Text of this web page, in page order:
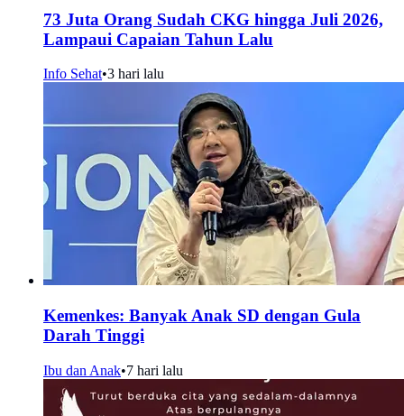
73 Juta Orang Sudah CKG hingga Juli 2026,
Lampaui Capaian Tahun Lalu
Info Sehat•3 hari lalu
Kemenkes: Banyak Anak SD dengan Gula
Darah Tinggi
Ibu dan Anak•7 hari lalu